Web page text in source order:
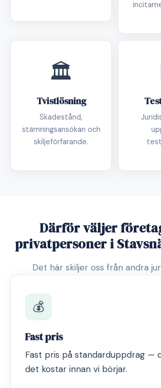
🏛️
Tvistlösning
Skadestånd,
stämningsansökan och
skiljeförfarande.
Därför väljer
privatpersoner i
Det här skiljer oss från andra
💰
Fast pris
Fast pris på standarduppdrag —
det kostar innan vi börjar.